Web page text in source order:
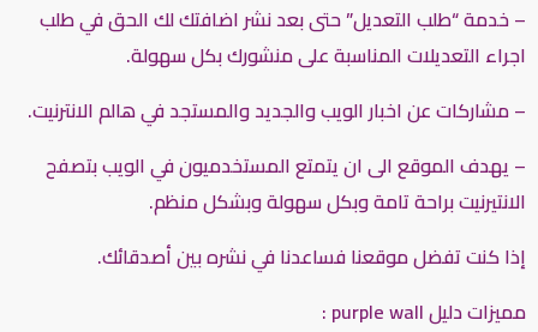
– خدمة “طلب التعديل” حتى بعد نشر اضافتك لك الحق في طلب
اجراء التعديلات المناسبة على منشورك بكل سهولة.
– مشاركات عن اخبار الويب والجديد والمستجد في هالم الانترنيت.
– يهدف الموقع الى ان يتمتع المستخدميون في الويب بتصفح
الانتيرنيت براحة تامة وبكل سهولة وبشكل منظم.
إذا كنت تفضل موقعنا فساعدنا في نشره بين أصدقائك.
مميزات دليل purple wall :